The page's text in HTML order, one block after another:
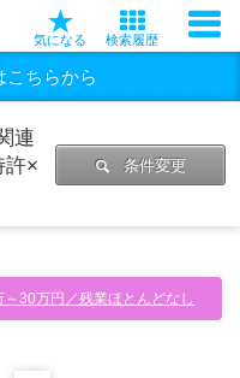
気になる 検索履歴
こちらから
連
許×
条件変更
30万円／残業ほとんどなし